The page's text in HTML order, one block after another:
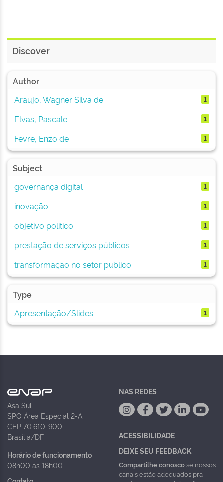
Discover
Author
Araujo, Wagner Silva de
1
Elvas, Pascale 1
Fevre, Enzo de 1
Subject
governança digital
1
inovação 1
objetivo político 1
prestação de serviços públicos 1
transformação no setor público 1
Type
Apresentação/Slides
1
Asa Sul
SPO Área Especial 2-A
CEP 70.610-900
Brasília/DF
Horário de funcionamento
08h00 às 18h00
NAS REDES
ACESSIBILIDADE
DEIXE SEU FEEDBACK
Compartilhe conoscose nossos
canais estão adequados pra